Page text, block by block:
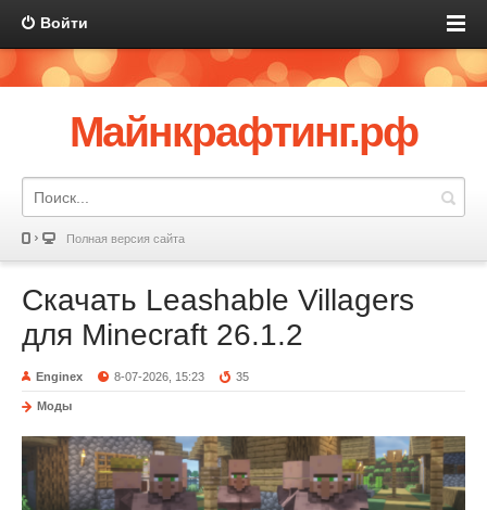
Войти
Майнкрафтинг.рф
Полная версия сайта
Скачать Leashable Villagers
для Minecraft 26.1.2
Enginex 8-07-2026, 15:23 35
Моды